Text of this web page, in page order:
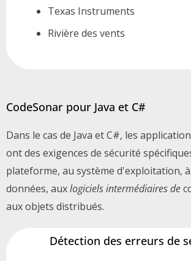
Texas Instruments
Rivière des vents
CodeSonar pour Java et C#
Dans le cas de Java et C#, les
ont des exigences de sécurité
plateforme, au système d'exploitation,
données, auxlogiciels intermédiaires de
aux objets distribués.
Détection des erreurs de